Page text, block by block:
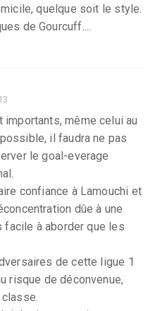
quelque soit le style.
de Gourcuff....
même celui au
il faudra ne pas
le goal-everage
confiance à Lamouchi et
dûe à une
facile à aborder que les
de cette ligue 1
risque de déconvenue,